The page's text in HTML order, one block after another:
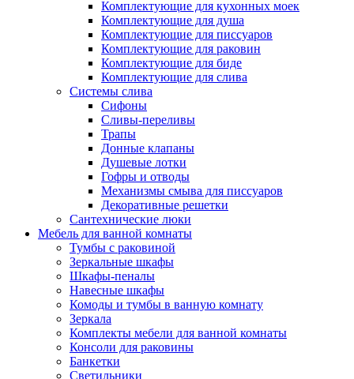
Комплектующие для кухонных моек
Комплектующие для душа
Комплектующие для писсуаров
Комплектующие для раковин
Комплектующие для биде
Комплектующие для слива
Системы слива
Сифоны
Сливы-переливы
Трапы
Донные клапаны
Душевые лотки
Гофры и отводы
Механизмы смыва для писсуаров
Декоративные решетки
Сантехнические люки
Мебель для ванной комнаты
Тумбы с раковиной
Зеркальные шкафы
Шкафы-пеналы
Навесные шкафы
Комоды и тумбы в ванную комнату
Зеркала
Комплекты мебели для ванной комнаты
Консоли для раковины
Банкетки
Светильники